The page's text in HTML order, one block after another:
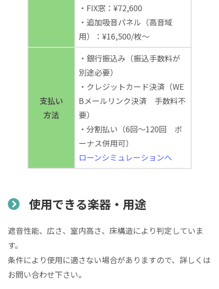
・FIX窓：¥72,600
・追加吸音パネル（高音域
用）：¥16,500/枚～
支払い
方法
・銀行振込み（振込手数料が
別途必要）
・クレジットカード決済（WE
Bメールリンク決済 手数料不
要）
・分割払い（6回～120回 ボ
ーナス併用可）
ローンシミュレーションへ
使用できる楽器・用途
遮音性能、広さ、室内高さ、床構造により判定していま
す。
条件により使用に適さない場合がありますので、詳しくは
お問い合わせ下さい。